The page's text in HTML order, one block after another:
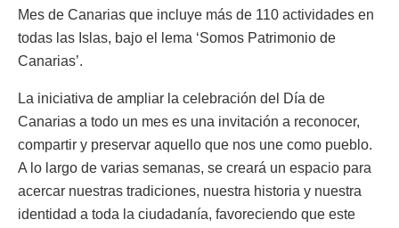
Mes de Canarias que incluye más de 110 actividades en
todas las Islas, bajo el lema ‘Somos Patrimonio de
Canarias’.
La iniciativa de ampliar la celebración del Día de
Canarias a todo un mes es una invitación a reconocer,
compartir y preservar aquello que nos une como pueblo.
A lo largo de varias semanas, se creará un espacio para
acercar nuestras tradiciones, nuestra historia y nuestra
identidad a toda la ciudadanía, favoreciendo que este